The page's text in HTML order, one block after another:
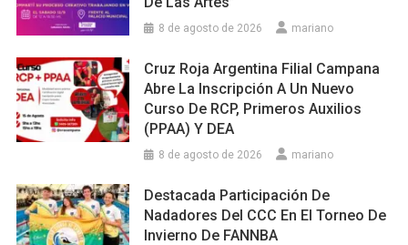
8 de agosto de 2026 mariano
Cruz Roja Argentina Filial Campana
Abre La Inscripción A Un Nuevo
Curso De RCP, Primeros Auxilios
(PPAA) Y DEA
8 de agosto de 2026 mariano
Destacada Participación De
Nadadores Del CCC En El Torneo De
Invierno De FANNBA